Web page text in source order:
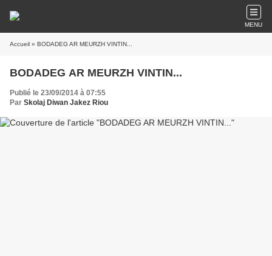
MENU
Accueil » BODADEG AR MEURZH VINTIN...
BODADEG AR MEURZH VINTIN...
Publié le 23/09/2014 à 07:55
Par Skolaj Diwan Jakez Riou